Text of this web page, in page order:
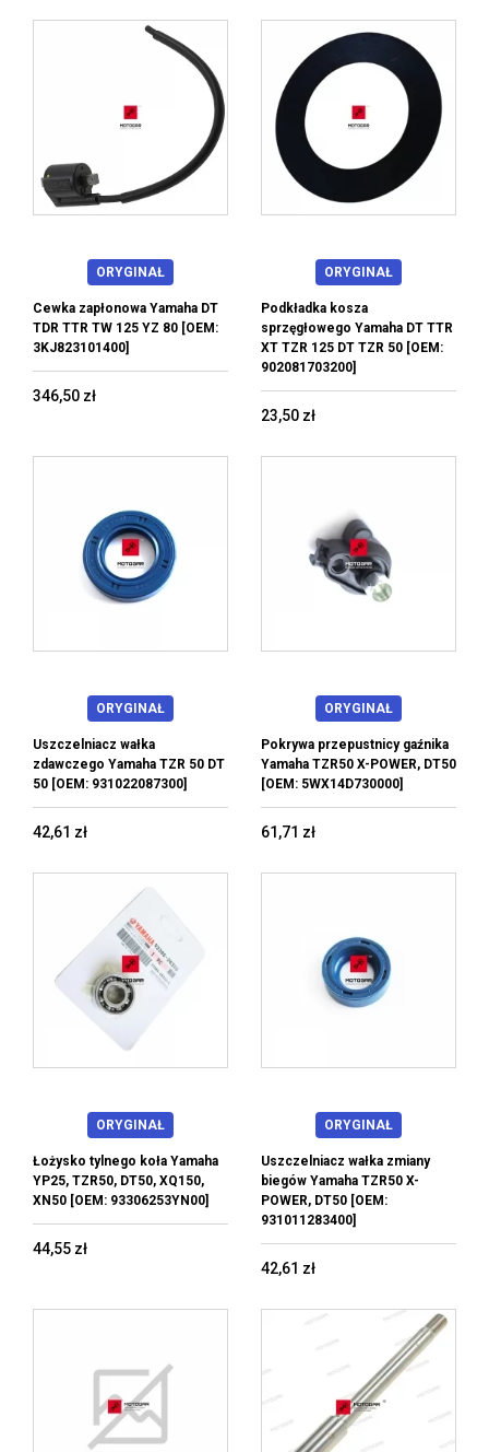
ORYGINAŁ
Cewka zapłonowa Yamaha DT
TDR TTR TW 125 YZ 80 [OEM:
3KJ823101400]
346,50 zł
ORYGINAŁ
Podkładka kosza
sprzęgłowego Yamaha DT TTR
XT TZR 125 DT TZR 50 [OEM:
902081703200]
23,50 zł
ORYGINAŁ
Uszczelniacz wałka
zdawczego Yamaha TZR 50 DT
50 [OEM: 931022087300]
42,61 zł
ORYGINAŁ
Pokrywa przepustnicy gaźnika
Yamaha TZR50 X-POWER, DT50
[OEM: 5WX14D730000]
61,71 zł
ORYGINAŁ
Łożysko tylnego koła Yamaha
YP25, TZR50, DT50, XQ150,
XN50 [OEM: 93306253YN00]
44,55 zł
ORYGINAŁ
Uszczelniacz wałka zmiany
biegów Yamaha TZR50 X-
POWER, DT50 [OEM:
931011283400]
42,61 zł